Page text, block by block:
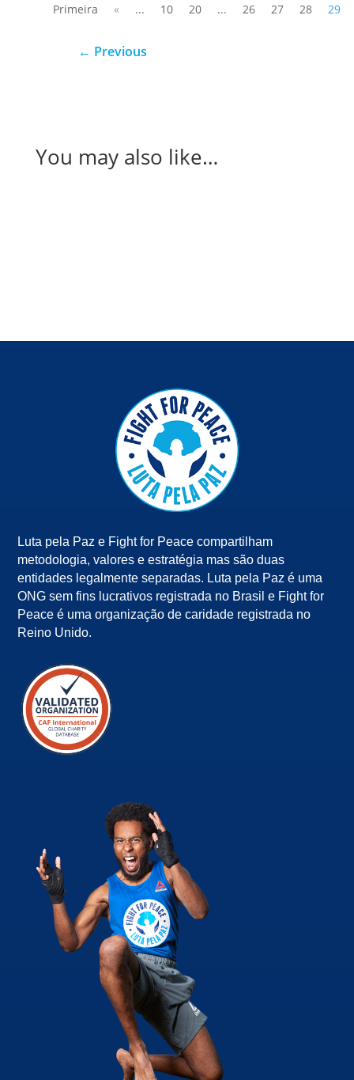
Primeira
« ... 10 20 ... 26 27 28 29
← Previous
You may also like…
Luta pela Paz e Fight for Peace compartilham
metodologia, valores e estratégia mas são duas
entidades legalmente separadas. Luta pela Paz é uma
ONG sem fins lucrativos registrada no Brasil e Fight for
Peace é uma organização de caridade registrada no
Reino Unido.